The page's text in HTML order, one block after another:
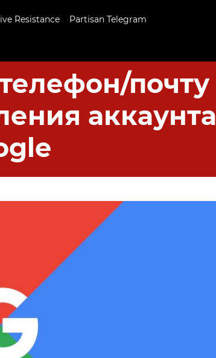
Resistance Partisan Telegram
почту
аккаунта